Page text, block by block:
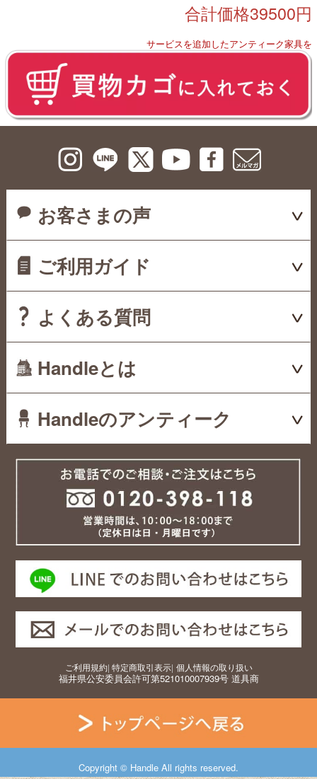
合計価格39500円
サービスを追加したアンティーク家具を
お客さまの声
ご利用ガイド
よくある質問
Handleとは
Handleのアンティーク
ご利用規約| 特定商取引表示| 個人情報の取り扱い
福井県公安委員会許可第521010007939号 道具商
Copyright © Handle All rights reserved.